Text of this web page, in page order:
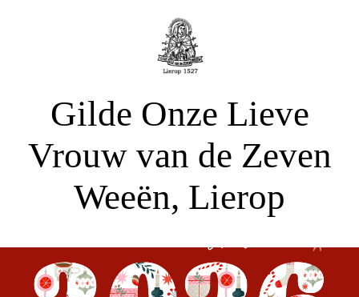
Gilde Onze Lieve
Vrouw van de Zeven
Weeën, Lierop